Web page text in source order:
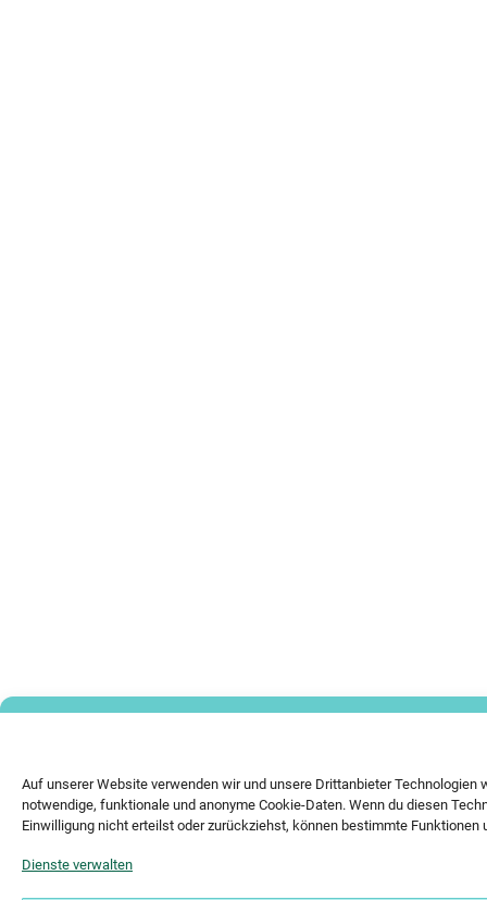
Auf unserer Website verwenden wir und unsere Drittanbieter
notwendige, funktionale und anonyme Cookie-Daten. Wenn du diesen
Einwilligung nicht erteilst oder zurückziehst, können bestimmte
Dienste verwalten